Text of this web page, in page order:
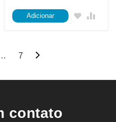
Adicionar
7
contato